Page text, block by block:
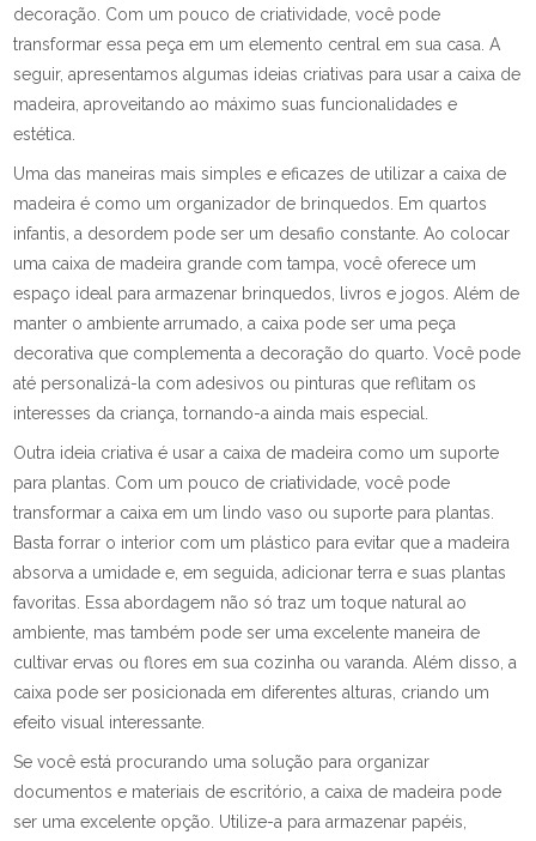
decoração. Com um pouco de criatividade, você pode
transformar essa peça em um elemento central em sua casa. A
seguir, apresentamos algumas ideias criativas para usar a caixa de
madeira, aproveitando ao máximo suas funcionalidades e
estética.
Uma das maneiras mais simples e eficazes de utilizar a caixa de
madeira é como um organizador de brinquedos. Em quartos
infantis, a desordem pode ser um desafio constante. Ao colocar
uma caixa de madeira grande com tampa, você oferece um
espaço ideal para armazenar brinquedos, livros e jogos. Além de
manter o ambiente arrumado, a caixa pode ser uma peça
decorativa que complementa a decoração do quarto. Você pode
até personalizá-la com adesivos ou pinturas que reflitam os
interesses da criança, tornando-a ainda mais especial.
Outra ideia criativa é usar a caixa de madeira como um suporte
para plantas. Com um pouco de criatividade, você pode
transformar a caixa em um lindo vaso ou suporte para plantas.
Basta forrar o interior com um plástico para evitar que a madeira
absorva a umidade e, em seguida, adicionar terra e suas plantas
favoritas. Essa abordagem não só traz um toque natural ao
ambiente, mas também pode ser uma excelente maneira de
cultivar ervas ou flores em sua cozinha ou varanda. Além disso, a
caixa pode ser posicionada em diferentes alturas, criando um
efeito visual interessante.
Se você está procurando uma solução para organizar
documentos e materiais de escritório, a caixa de madeira pode
ser uma excelente opção. Utilize-a para armazenar papéis,